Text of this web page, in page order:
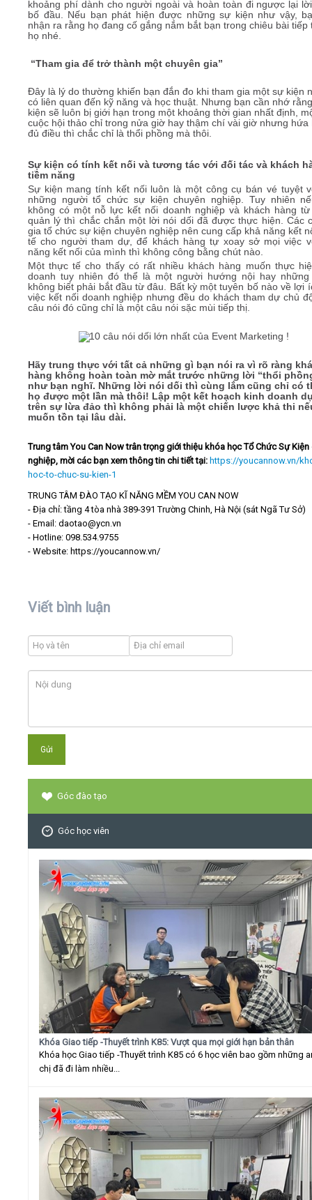
khoảng phí dành cho người ngoài và hoàn toàn đi ngược lại
bố đầu. Nếu bạn phát hiện được những sự kiện như vậy,
nhận ra rằng họ đang cố gắng nắm bắt bạn trong chiêu bài tiếp
họ nhé.
“Tham gia để trở thành một chuyên gia”
Đây là lý do thường khiến bạn đắn đo khi tham gia một sự kiện
có liên quan đến kỹ năng và học thuật. Nhưng bạn cần nhớ
kiện sẽ luôn bị giới hạn trong một khoảng thời gian nhất định,
cuộc hội thảo chỉ trong nửa giờ hay thậm chí vài giờ nhưng hứa
đủ điều thì chắc chỉ là thổi phồng mà thôi.
Sự kiện có tính kết nối và tương tác với đối tác và khách
tiềm năng
Sự kiện mang tính kết nối luôn là một công cụ bán vé tuyệt
những người tổ chức sự kiện chuyên nghiệp. Tuy nhiên
không có một nỗ lực kết nối doanh nghiệp và khách hàng
quản lý thì chắc chắn một lời nói dối đã được thực hiện. Các
gia tổ chức sự kiện chuyên nghiệp nên cung cấp khả năng kết
tế cho người tham dự, để khách hàng tự xoay sở mọi việc
năng kết nối của mình thì không công bằng chút nào.
Một thực tế cho thấy có rất nhiều khách hàng muốn thực
doanh tuy nhiên đó thể là một người hướng nội hay
không biết phải bắt đầu từ đâu. Bất kỳ một tuyên bố nào về lợi
việc kết nối doanh nghiệp nhưng đều do khách tham dự chủ
câu nói đó cũng chỉ là một câu nói sặc mùi tiếp thị.
Hãy trung thực với tất cả những gì bạn nói ra vì rõ ràng
hàng không hoàn toàn mờ mắt trước những lời “thổi
như bạn nghĩ. Những lời nói dối thì cùng lắm cũng chỉ có
họ được một lần mà thôi! Lập một kết hoạch kinh doanh
trên sự lừa đảo thì không phải là một chiến lược khả thi
muốn tồn tại lâu dài.
Trung tâm You Can Now trân trọng giới thiệu khóa học Tổ Chức Sự Kiện
nghiệp, mời các bạn xem thông tin chi tiết tại: https://youcannow.vn/
hoc-to-chuc-su-kien-1
TRUNG TÂM ĐÀO TẠO KĨ NĂNG MỀM YOU CAN NOW
- Địa chỉ: tầng 4 tòa nhà 389-391 Trường Chinh, Hà Nội (sát Ngã Tư Sở)
- Email: daotao@ycn.vn
- Hotline: 098.534.9755
- Website: https://youcannow.vn/
Viết bình luận
Góc đào tạo
Góc học viên
Khóa Giao tiếp -Thuyết trình K85: Vượt qua mọi giới hạn bản thân
Khóa học Giao tiếp -Thuyết trình K85 có 6 học viên bao gồm những
chị đã đi làm nhiều...